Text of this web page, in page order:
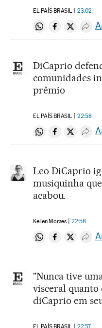
EL PAÍS BRASIL 23:02
Compartir en
Compartir
DiCaprio
comunidades
prêmio
EL PAÍS BRASIL 22:58
Compartir en
Compartir
Leo DiCaprio
musiquinha
acabou.
Kellen Moraes 22:58
Compartir en
Compartir
"Nunca tive
visceral quanto
diCaprio em
EL PAÍS BRASIL 22:57